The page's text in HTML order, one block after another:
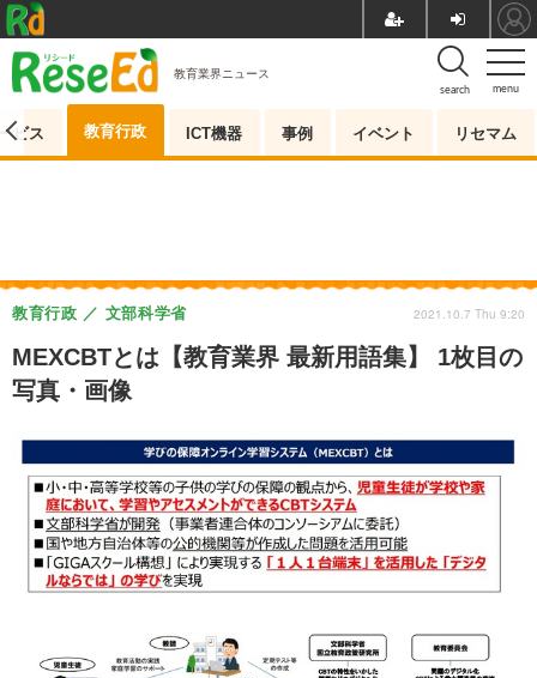
menu
search
教育業界ニュース
ビス 教育行政 ICT機器 事例 イベント リセマム
MEXCBTとは【教育業界 最新用語集】 1枚目の
写真・画像
教育行政 文部科学省 2021.10.7 Thu 9:20